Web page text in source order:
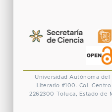
Universidad Autónoma del
Literario #100. Col. Centro
2262300 Toluca, Estado de